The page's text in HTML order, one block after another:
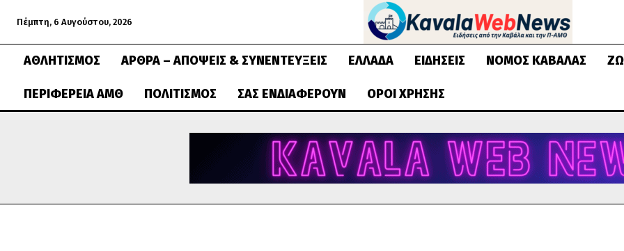
Πέμπτη, 6 Αυγούστου, 2026
ΑΘΛΗΤΙΣΜΌΣ ΆΡΘΡΑ – ΑΠΌΨΕΙΣ & ΣΥΝΕΝΤΕΎΞΕΙΣ ΕΛΛΆΔΑ ΕΙΔΉΣΕΙΣ ΝΟΜΌΣ ΚΑΒΆΛΑΣ
ΠΕΡΙΦΈΡΕΙΑ ΑΜΘ ΠΟΛΙΤΙΣΜΌΣ ΣΑΣ ΕΝΔΙΑΦΈΡΟΥΝ ΌΡΟΙ ΧΡΉΣΗΣ